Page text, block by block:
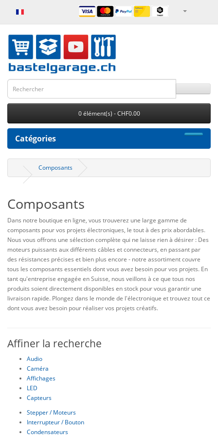
0 élément(s) - CHF0.00
Catégories
Composants
Composants
Dans notre boutique en ligne, vous trouverez une large gamme de
composants pour vos projets électroniques, le tout à des prix abordables.
Nous vous offrons une sélection complète qui ne laisse rien à désirer : Des
moteurs puissants aux différents câbles et connecteurs, en passant par
des résistances précises et bien plus encore - notre assortiment couvre
tous les composants essentiels dont vous avez besoin pour vos projets. En
tant qu'entreprise engagée en Suisse, nous veillons à ce que tous nos
produits soient directement disponibles en stock pour vous garantir une
livraison rapide. Plongez dans le monde de l'électronique et trouvez tout ce
dont vous avez besoin pour réaliser vos projets créatifs.
Affiner la recherche
Audio
Caméra
Affichages
LED
Capteurs
Stepper / Moteurs
Interrupteur / Bouton
Condensateurs